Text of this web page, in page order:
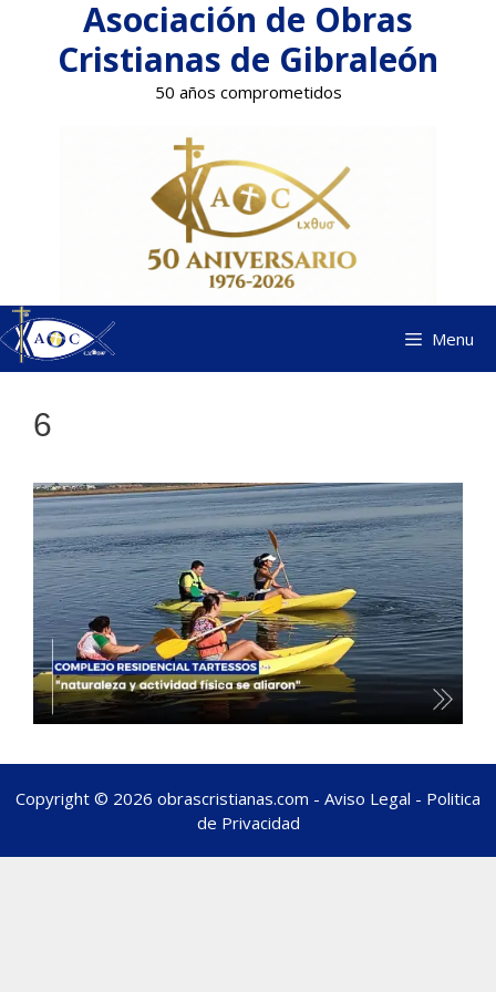
contenido
Asociación de Obras
Cristianas de Gibraleón
50 años comprometidos
Menu
6
Copyright © 2026 obrascristianas.com - Aviso Legal - Politica
de Privacidad